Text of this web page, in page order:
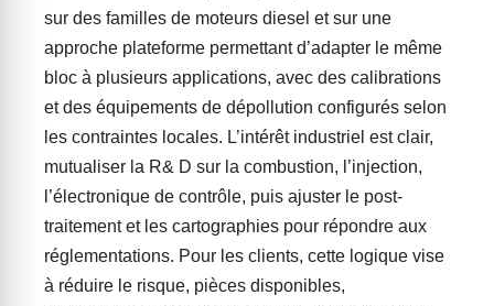
sur des familles de moteurs diesel et sur une
approche plateforme permettant d’adapter le même
bloc à plusieurs applications, avec des calibrations
et des équipements de dépollution configurés selon
les contraintes locales. L’intérêt industriel est clair,
mutualiser la R& D sur la combustion, l’injection,
l’électronique de contrôle, puis ajuster le post-
traitement et les cartographies pour répondre aux
réglementations. Pour les clients, cette logique vise
à réduire le risque, pièces disponibles,